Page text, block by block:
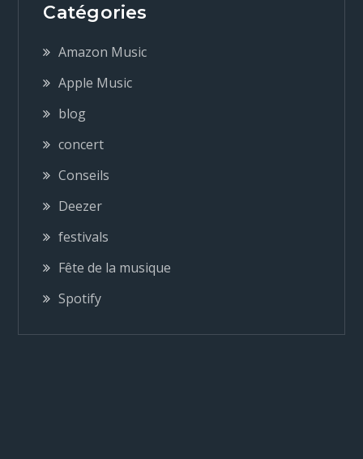
g
a
t
o
n
d
e
Catégories
Amazon Music
Apple Music
blog
concert
Conseils
Deezer
festivals
Fête de la musique
Spotify